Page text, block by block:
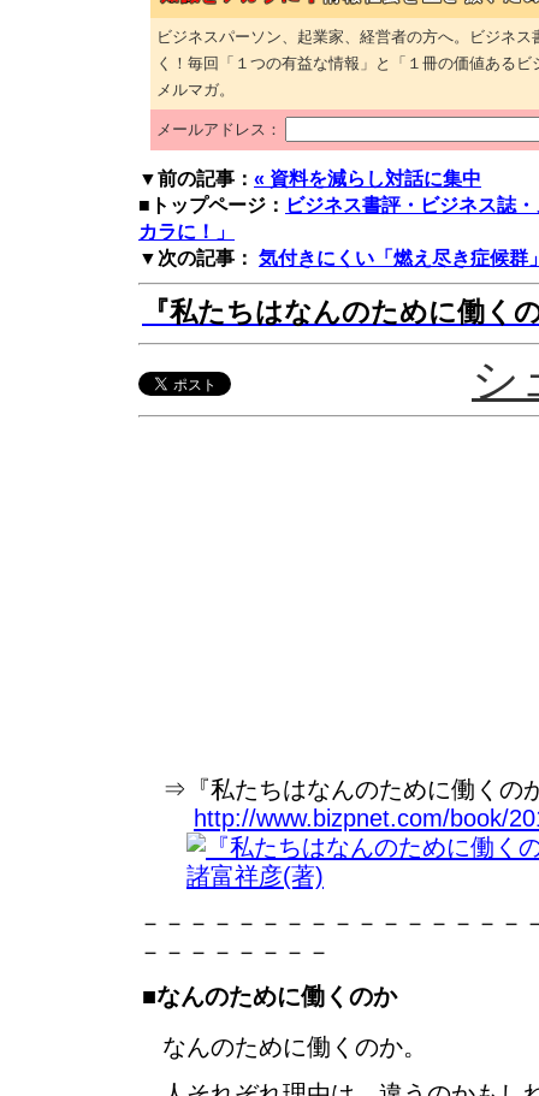
ビジネスパーソン、起業家、経営者の方へ。ビジネ
く！毎回「１つの有益な情報」と「１冊の価値ある
メルマガ。
メールアドレス：
▼前の記事： « 資料を減らし対話に集中
■トップページ： ビジネス書評・ビジネス誌
カラに！」
▼次の記事： 気付きにくい「燃え尽き症候群
『私たちはなんのために働く
シ
⇒『私たちはなんのために働くの
http://www.bizpnet.com/book/
－－－－－－－－－－－－－－－－
－－－－－－－－
■なんのために働くのか
なんのために働くのか。